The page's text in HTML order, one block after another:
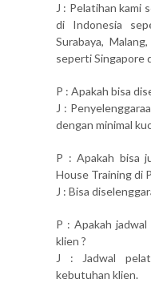
J : Pelatihan kami
di Indonesia
Surabaya,
seperti Singapore
P : Apakah bisa
J :
dengan minimal
P : Apakah bisa
House Training di
J : Bisa
P : Apakah
klien ?
J : Jadwal
kebutuhan klien.